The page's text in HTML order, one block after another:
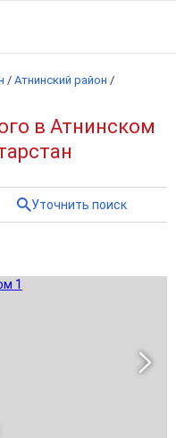
/ Атнинский район /
в Атнинском
Уточнить поиск